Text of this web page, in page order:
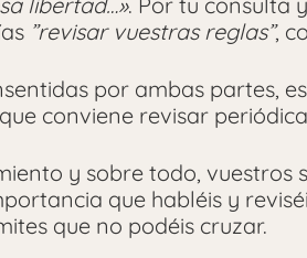
”revisar vuestras reglas”,
por ambas partes,
conviene revisar
y sobre todo, vuestros
que habléis y
que no podéis cruzar.